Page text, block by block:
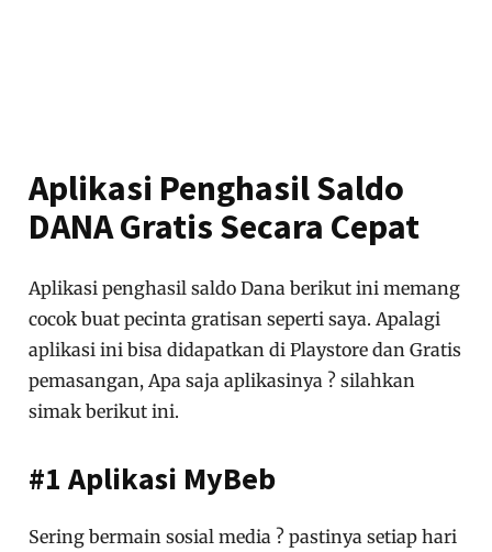
Aplikasi Penghasil Saldo
DANA Gratis Secara Cepat
Aplikasi penghasil saldo Dana berikut ini memang
cocok buat pecinta gratisan seperti saya. Apalagi
aplikasi ini bisa didapatkan di Playstore dan Gratis
pemasangan, Apa saja aplikasinya ? silahkan
simak berikut ini.
#1 Aplikasi MyBeb
Sering bermain sosial media ? pastinya setiap hari